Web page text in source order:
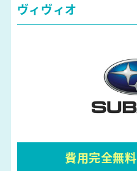
ヴィヴィオ
費用完全無料